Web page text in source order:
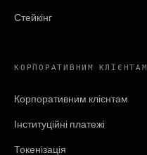
Стейкінг
КОРПОРАТИВНИМ КЛІЄНТАМ
Корпоративним клієнтам
Інституційні платежі
Токенізація